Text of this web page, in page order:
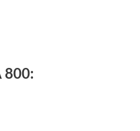
800: